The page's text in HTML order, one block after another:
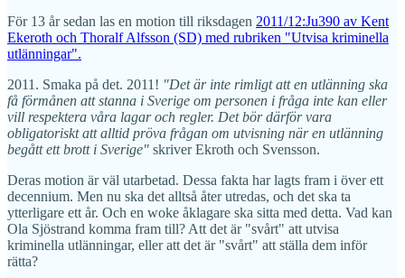
För 13 år sedan las en motion till riksdagen 2011/12:Ju390 av Kent
Ekeroth och Thoralf Alfsson (SD) med rubriken "Utvisa kriminella
utlänningar".
2011. Smaka på det. 2011! "Det är inte rimligt att en utlänning ska
få förmånen att stanna i Sverige om personen i fråga inte kan eller
vill respektera våra lagar och regler. Det bör därför vara
obligatoriskt att alltid pröva frågan om utvisning när en utlänning
begått ett brott i Sverige" skriver Ekroth och Svensson.
Deras motion är väl utarbetad. Dessa fakta har lagts fram i över ett
decennium. Men nu ska det alltså åter utredas, och det ska ta
ytterligare ett år. Och en woke åklagare ska sitta med detta. Vad kan
Ola Sjöstrand komma fram till? Att det är "svårt" att utvisa
kriminella utlänningar, eller att det är "svårt" att ställa dem inför
rätta?